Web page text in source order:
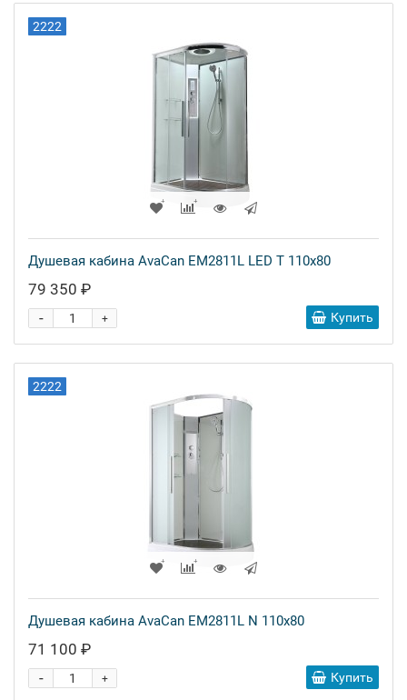
2222
Душевая кабина AvaCan EM2811L LED T 110x80
79 350 ₽
+
- Купить
2222
Душевая кабина AvaCan EM2811L N 110x80
71 100 ₽
+
- Купить